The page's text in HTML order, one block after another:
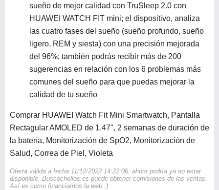
sueño de mejor calidad con TruSleep 2.0 con
HUAWEI WATCH FIT mini; el dispositivo, analiza
las cuatro fases del sueño (sueño profundo, sueño
ligero, REM y siesta) con una precisión mejorada
del 96%; también podrás recibir más de 200
sugerencias en relación con los 6 problemas más
comunes del sueño para que puedas mejorar la
calidad de tu sueño
Comprar HUAWEI Watch Fit Mini Smartwatch, Pantalla
Rectagular AMOLED de 1.47", 2 semanas de duración de
la batería, Monitorización de SpO2, Monitorización de
Salud, Correa de Piel, Violeta
Oferta válida a fecha 11/12/2022 14:22:06, ahora podría ya no estar
disponible. Buscochollos.es puede obtener comisiones de las ventas.
Así es como financiamos la web :)